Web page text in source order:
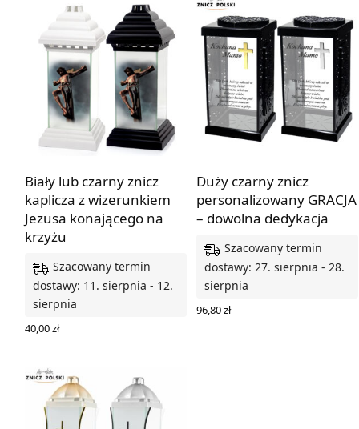
Biały lub czarny znicz
kaplicza z wizerunkiem
Jezusa konającego na
krzyżu
Szacowany termin
dostawy: 11. sierpnia - 12.
sierpnia
40,00zł
Duży czarny znicz
personalizowany GRACJA
– dowolna dedykacja
Szacowany termin
dostawy: 27. sierpnia - 28.
sierpnia
96,80zł